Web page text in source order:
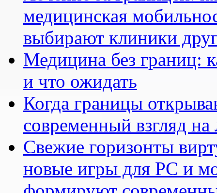
медицинская
выбирают клиники
Медицина без границ:
и что ожидать
Когда границы
современный взгляд
Свежие горизонты
новые игры для PC и